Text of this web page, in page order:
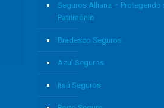
Seguros Allianz – Protegendo
Patrimônio
Bradesco Seguros
Azul Seguros
Itaú Seguros